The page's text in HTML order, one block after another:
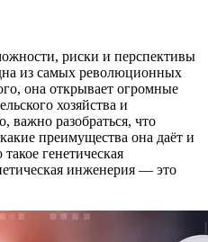
риски и перспективы
из самых революционных
она открывает огромные
хозяйства и
важно разобраться, что
преимущества она даёт и
генетическая
инженерия — это